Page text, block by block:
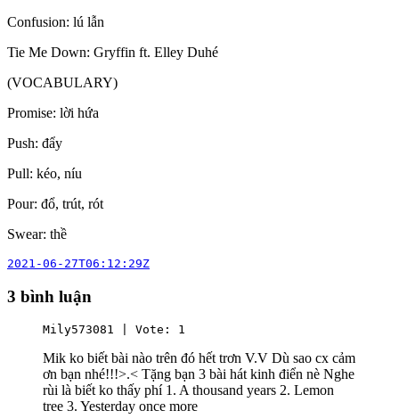
Confusion: lú lẫn
Tie Me Down: Gryffin ft. Elley Duhé
(VOCABULARY)
Promise: lời hứa
Push: đẩy
Pull: kéo, níu
Pour: đổ, trút, rót
Swear: thề
2021-06-27T06:12:29Z
3 bình luận
Mily573081 | Vote: 1
Mik ko biết bài nào trên đó hết trơn V.V Dù sao cx cảm
ơn bạn nhé!!!>.< Tặng bạn 3 bài hát kinh điển nè Nghe
rùi là biết ko thấy phí 1. A thousand years 2. Lemon
tree 3. Yesterday once more